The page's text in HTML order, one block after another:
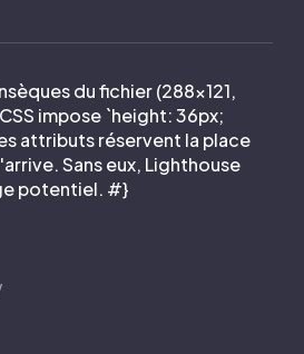
du fichier (288×121,
impose `height: 36px;
attributs réservent la place
Sans eux, Lighthouse
potentiel. #}